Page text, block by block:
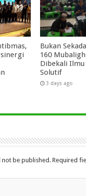
Bukan
160
Dibekali Ilmu
Solutif
3 days ago
not be published. Required